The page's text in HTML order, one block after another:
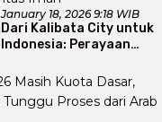
January 18, 2026 9:18 WIB
Dari Kalibata City untuk
Indonesia: Perayaan
Persaudaraan Lintas
Iman